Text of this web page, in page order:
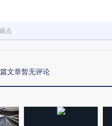
点
文章暂无评论